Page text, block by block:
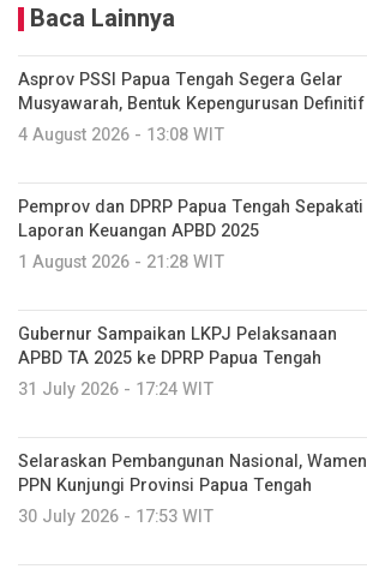
Baca Lainnya
Asprov PSSI Papua Tengah Segera Gelar
Musyawarah, Bentuk Kepengurusan Definitif
4 August 2026 - 13:08 WIT
Pemprov dan DPRP Papua Tengah Sepakati
Laporan Keuangan APBD 2025
1 August 2026 - 21:28 WIT
Gubernur Sampaikan LKPJ Pelaksanaan
APBD TA 2025 ke DPRP Papua Tengah
31 July 2026 - 17:24 WIT
Selaraskan Pembangunan Nasional, Wamen
PPN Kunjungi Provinsi Papua Tengah
30 July 2026 - 17:53 WIT